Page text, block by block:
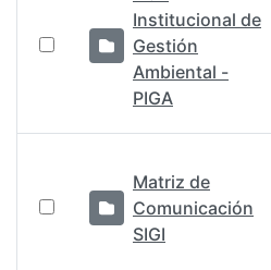
Institucional de
Gestión
Ambiental -
PIGA
Matriz de
Comunicación
SIGI